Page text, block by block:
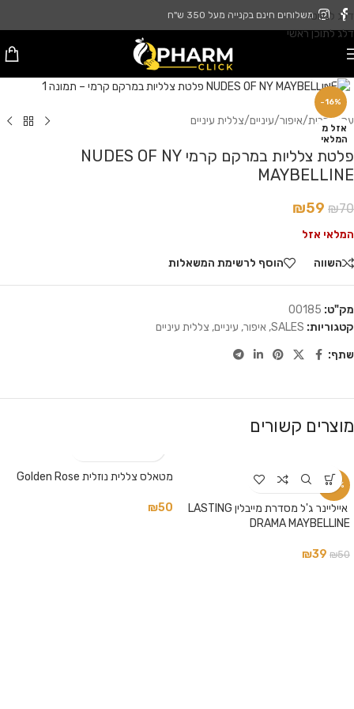
דלג לניווט
דלג לתוכן ראשי
משלוחים חינם בקנייה מעל 350 ש"ח
-16%
אזל מ
המלאי
עמוד הבית/איפור/עיניים/צללית עיניים
פלטת צלליות במרקם קרמי NUDES OF NY
MAYBELLINE
₪70
₪59
המלאי אזל
השווה הוסף לרשימת המשאלות
מק"ט: 00185
קטגוריות: SALES
, איפור, עיניים, צללית עיניים
שתף:
מוצרים קשורים
-22%
‏ אייליינר ג'ל מסדרת מייבלין LASTING
DRAMA MAYBELLINE
₪50
₪39
מטאלס צללית נוזלית Golden Rose
₪50